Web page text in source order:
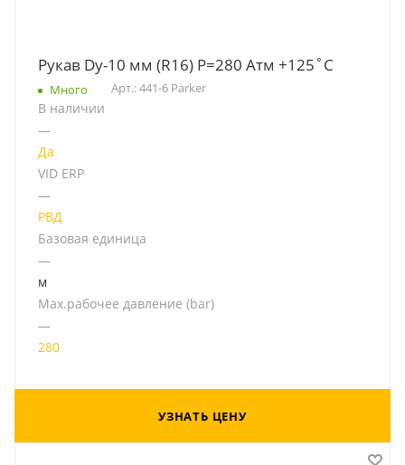
Рукав Dу-10 мм (R16) Р=280 Атм +125˚C
Много Арт.: 441-6 Parker
В наличии
—
Да
VID ERP
—
РВД
Базовая единица
—
м
Мах.рабочее давление (bar)
—
280
УЗНАТЬ ЦЕНУ